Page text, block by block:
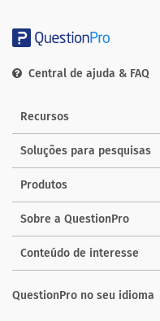
Central de ajuda & FAQ
Recursos
Soluções para pesquisas
Produtos
Sobre a QuestionPro
Conteúdo de interesse
QuestionPro no seu idioma